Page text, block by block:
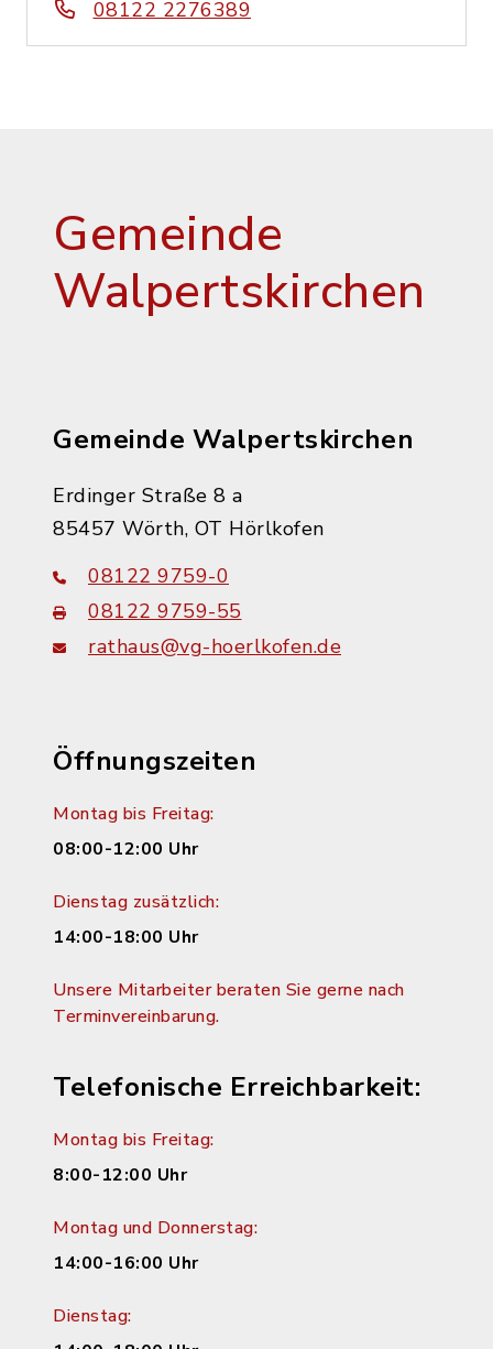
08122 2276389
Gemeinde
Walpertskirchen
Gemeinde Walpertskirchen
Erdinger Straße 8 a
85457 Wörth, OT Hörlkofen
08122 9759-0
08122 9759-55
rathaus@vg-hoerlkofen.de
Öffnungszeiten
Montag bis Freitag:
08:00-12:00 Uhr
Dienstag zusätzlich:
14:00-18:00 Uhr
Unsere Mitarbeiter beraten Sie gerne nach
Terminvereinbarung.
Telefonische Erreichbarkeit:
Montag bis Freitag:
8:00-12:00 Uhr
Montag und Donnerstag:
14:00-16:00 Uhr
Dienstag: